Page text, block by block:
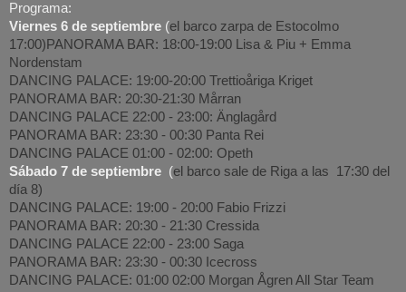
Programa:
Viernes 6 de septiembre (el barco zarpa de Estocolmo
17:00)PANORAMA BAR: 18:00-19:00 Lisa & Piu + Emma
Nordenstam
DANCING PALACE: 19:00-20:00 Trettioåriga Kriget
PANORAMA BAR: 20:30-21:30 Mårran
DANCING PALACE 22:00 - 23:00: Änglagård
PANORAMA BAR: 23:30 - 00:30 Panta Rei
DANCING PALACE 01:00 - 02:00: Opeth
Sábado 7 de septiembre (el barco sale de Riga a las 17:30 del
día 8)
DANCING PALACE: 19:00 - 20:00 Fabio Frizzi
PANORAMA BAR: 20:30 - 21:30 Cressida
DANCING PALACE 22:00 - 23:00 Saga
PANORAMA BAR: 23:30 - 00:30 Icecross
DANCING PALACE: 01:00 02:00 Morgan Ågren All Star Team